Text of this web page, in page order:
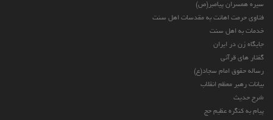
سیره همسران پیامبر(ص)
فتاوی حرمت اهانت به مقدسات اهل سنت
خدمات به اهل سنت
جایگاه زن در ایران
گفتار های قرآنی
رساله حقوق امام سجاد(ع)
بیانات رهبر معظم انقلاب
شرح حدیث
پیام به کنگره عظیم حج